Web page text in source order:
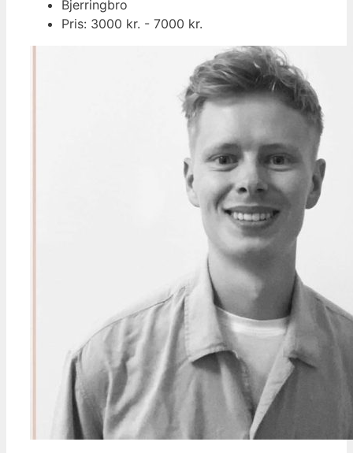
Bjerringbro
Pris: 3000 kr. - 7000 kr.